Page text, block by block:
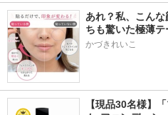
あれ？私、こん
ちも驚いた極薄
かづきれいこ
【現品30名様】